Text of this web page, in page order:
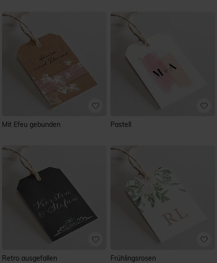
Mit Efeu gebunden Pastell
Retro ausgefallen Frühlingsrosen